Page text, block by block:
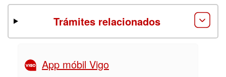
Trámites relacionados
App móbil Vigo